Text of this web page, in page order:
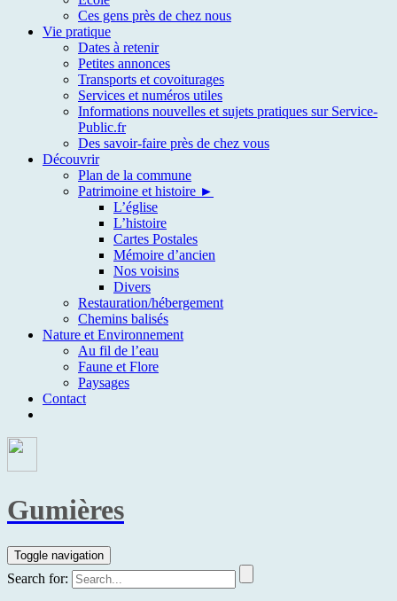
Ces gens près de chez nous
Vie pratique
Dates à retenir
Petites annonces
Transports et covoiturages
Services et numéros utiles
Informations nouvelles et sujets pratiques sur Service-
Public.fr
Des savoir-faire près de chez vous
Découvrir
Plan de la commune
Patrimoine et histoire ►
L’église
L’histoire
Cartes Postales
Mémoire d’ancien
Nos voisins
Divers
Restauration/hébergement
Chemins balisés
Nature et Environnement
Au fil de l’eau
Faune et Flore
Paysages
Contact
Gumières
Toggle navigation
Search for: